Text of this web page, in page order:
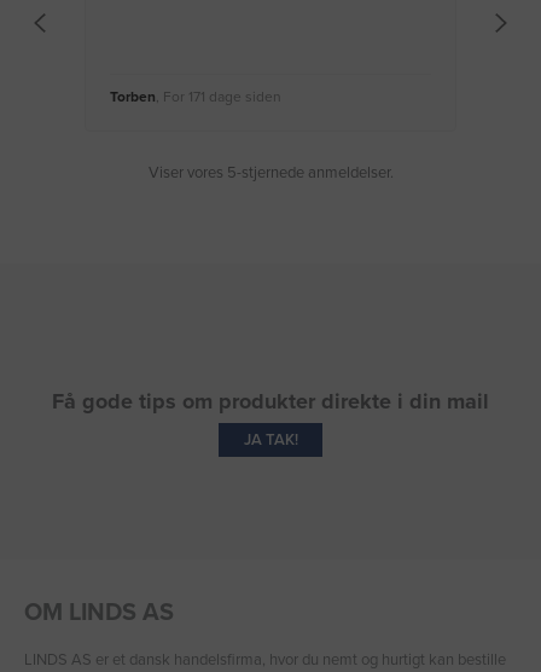
Torben, For 171 dage siden
Viser vores 5-stjernede anmeldelser.
Få gode tips om produkter direkte i din mail
JA TAK!
OM LINDS AS
LINDS AS er et dansk handelsfirma, hvor du nemt og hurtigt kan bestille